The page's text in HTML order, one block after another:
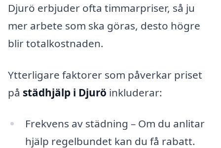
Djurö erbjuder ofta timmarpriser, så ju
mer arbete som ska göras, desto högre
blir totalkostnaden.
Ytterligare faktorer som påverkar priset
på städhjälp i Djurö inkluderar:
Frekvens av städning – Om du anlitar
hjälp regelbundet kan du få rabatt.